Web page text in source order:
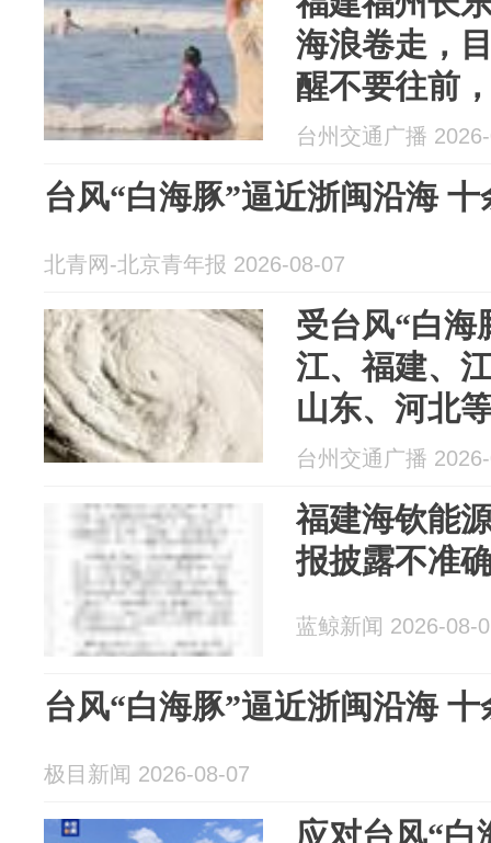
海浪卷走，
醒不要往前
被好心人救
台州交通广播
台风“白海豚”逼近浙闽沿海
北青网-北京青年报 2026-08-07
受台风“白海
江、福建、
山东、河北
部分路段将
台州交通广播
福建海钦能
报披露不准
蓝鲸新闻 2026-08-
台风“白海豚”逼近浙闽沿海
极目新闻 2026-08-07
应对台风“白